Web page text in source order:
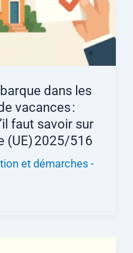
dans les
vacances :
faut savoir sur
(UE) 2025/516
et démarches-